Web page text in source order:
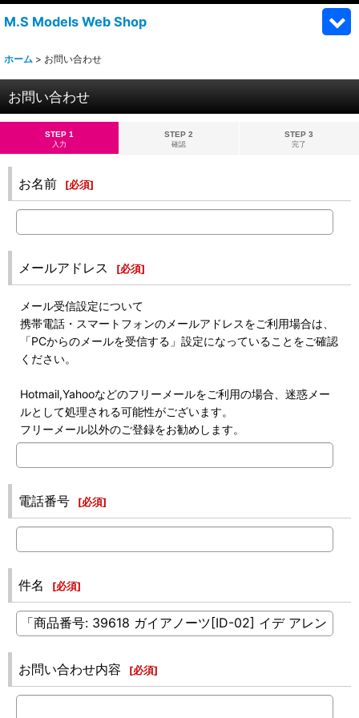
M.S Models Web Shop
ホーム > お問い合わせ
お問い合わせ
STEP 1
入力
STEP 2
確認
STEP 3
完了
お名前 [必須]
メールアドレス [必須]
メール受信設定について
携帯電話・スマートフォンのメールアドレスをご利用場合は、
「PCからのメールを受信する」設定になっていることをご確認
ください。
Hotmail,Yahooなどのフリーメールをご利用の場合、迷惑メー
ルとして処理される可能性がございます。
フリーメール以外のご登録をお勧めします。
電話番号 [必須]
件名 [必須]
お問い合わせ内容 [必須]